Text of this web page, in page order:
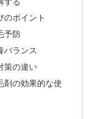
のポイント
予防
バランス
策の違い
剤の効果的な使